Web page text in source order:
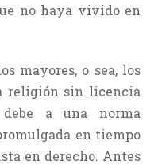
no haya vivido en
mayores, o sea, los
religión sin licencia
a una norma
en tiempo
en derecho. Antes